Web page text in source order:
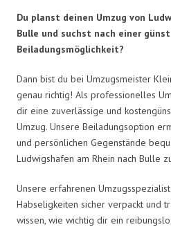
Du planst deinen Umzug von
Bulle und suchst nach einer
Beiladungsmöglichkeit?
Dann bist du bei Umzugsmeister
genau richtig! Als professionelles
dir eine zuverlässige und
Umzug. Unsere Beiladungsoption
und persönlichen Gegenstände
Ludwigshafen am Rhein nach Bulle
Unsere erfahrenen
Habseligkeiten sicher verpackt und
wissen, wie wichtig dir ein